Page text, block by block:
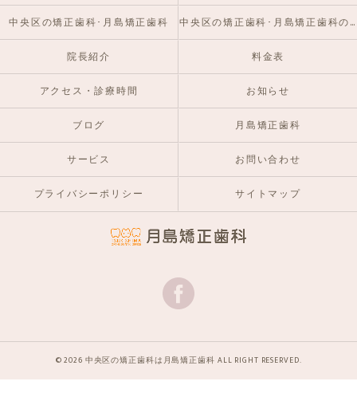
中央区の矯正歯科･月島矯正歯科 中央区の矯正歯科･月島矯正歯科のお客様の声
院長紹介 料金表
アクセス・診療時間 お知らせ
ブログ 月島矯正歯科
サービス お問い合わせ
プライバシーポリシー サイトマップ
© 2026 中央区の矯正歯科は月島矯正歯科 ALL RIGHT RESERVED.